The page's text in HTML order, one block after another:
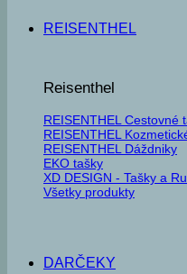
REISENTHEL
Reisenthel
REISENTHEL Cestovné
REISENTHEL
REISENTHEL Dáždniky
EKO tašky
XD DESIGN - Tašky a
Všetky produkty
DARČEKY